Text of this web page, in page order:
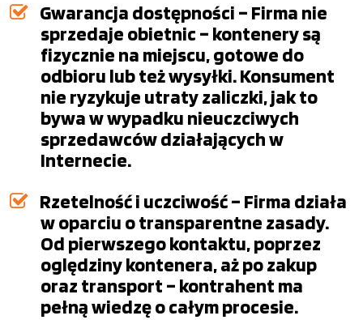
Gwarancja dostępności – Firma nie
sprzedaje obietnic – kontenery są
fizycznie na miejscu, gotowe do
odbioru lub też wysyłki. Konsument
nie ryzykuje utraty zaliczki, jak to
bywa w wypadku nieuczciwych
sprzedawców działających w
Internecie.
Rzetelność i uczciwość – Firma działa
w oparciu o transparentne zasady.
Od pierwszego kontaktu, poprzez
oględziny kontenera, aż po zakup
oraz transport – kontrahent ma
pełną wiedzę o całym procesie.